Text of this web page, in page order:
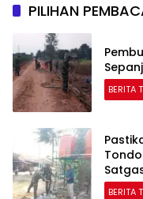
PILIHAN
BERITA
BERITA